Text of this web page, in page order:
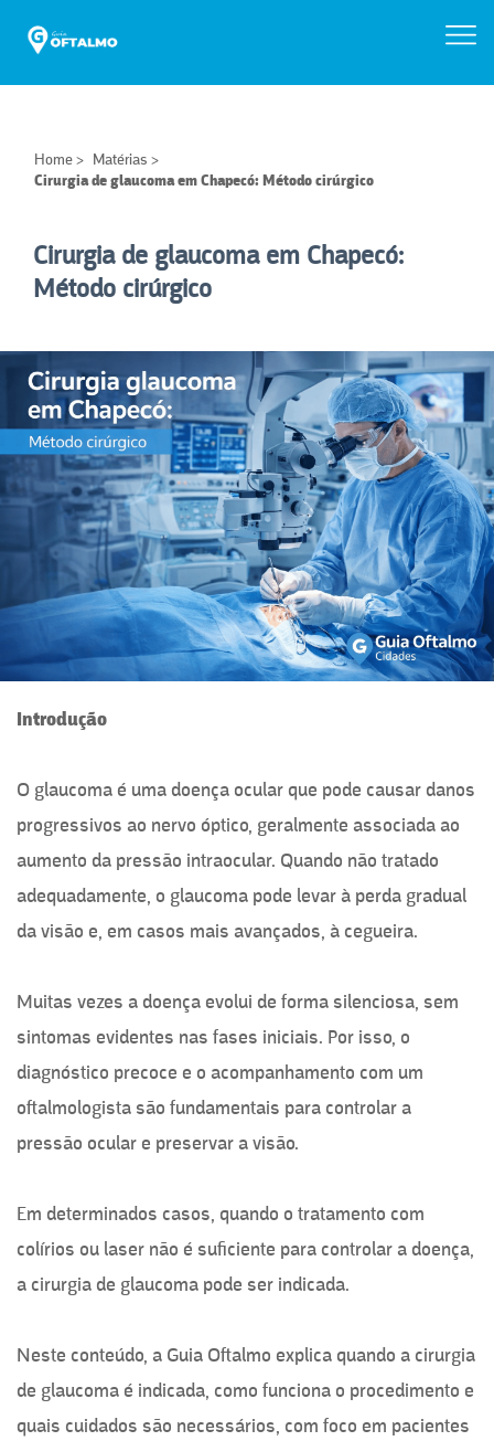
Home > Matérias >
Cirurgia de glaucoma em Chapecó: Método cirúrgico
Cirurgia de glaucoma em Chapecó:
Método cirúrgico
Introdução
O glaucoma é uma doença ocular que pode causar danos
progressivos ao nervo óptico, geralmente associada ao
aumento da pressão intraocular. Quando não tratado
adequadamente, o glaucoma pode levar à perda gradual
da visão e, em casos mais avançados, à cegueira.
Muitas vezes a doença evolui de forma silenciosa, sem
sintomas evidentes nas fases iniciais. Por isso, o
diagnóstico precoce e o acompanhamento com um
oftalmologista são fundamentais para controlar a
pressão ocular e preservar a visão.
Em determinados casos, quando o tratamento com
colírios ou laser não é suficiente para controlar a doença,
a cirurgia de glaucoma pode ser indicada.
Neste conteúdo, a Guia Oftalmo explica quando a cirurgia
de glaucoma é indicada, como funciona o procedimento e
quais cuidados são necessários, com foco em pacientes